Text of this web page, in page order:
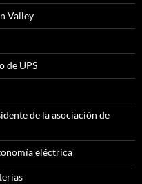
Valley
de UPS
de la asociación de
eléctrica